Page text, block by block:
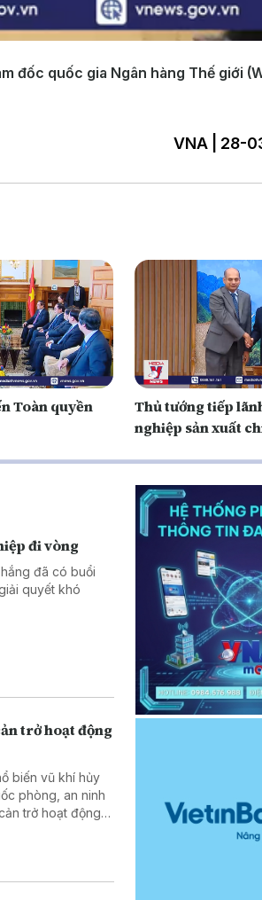
đốc quốc gia Ngân hàng Thế giới
VNA | 28-
Toàn quyền
Thủ tướng tiếp
nghiệp sản xuất
đi vòng
đã có buổi
quyết khó
trở hoạt động
biến vũ khí hủy
phòng, an ninh
trở hoạt động